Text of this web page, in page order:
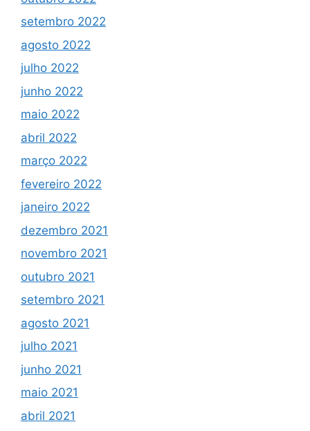
setembro 2022
agosto 2022
julho 2022
junho 2022
maio 2022
abril 2022
março 2022
fevereiro 2022
janeiro 2022
dezembro 2021
novembro 2021
outubro 2021
setembro 2021
agosto 2021
julho 2021
junho 2021
maio 2021
abril 2021